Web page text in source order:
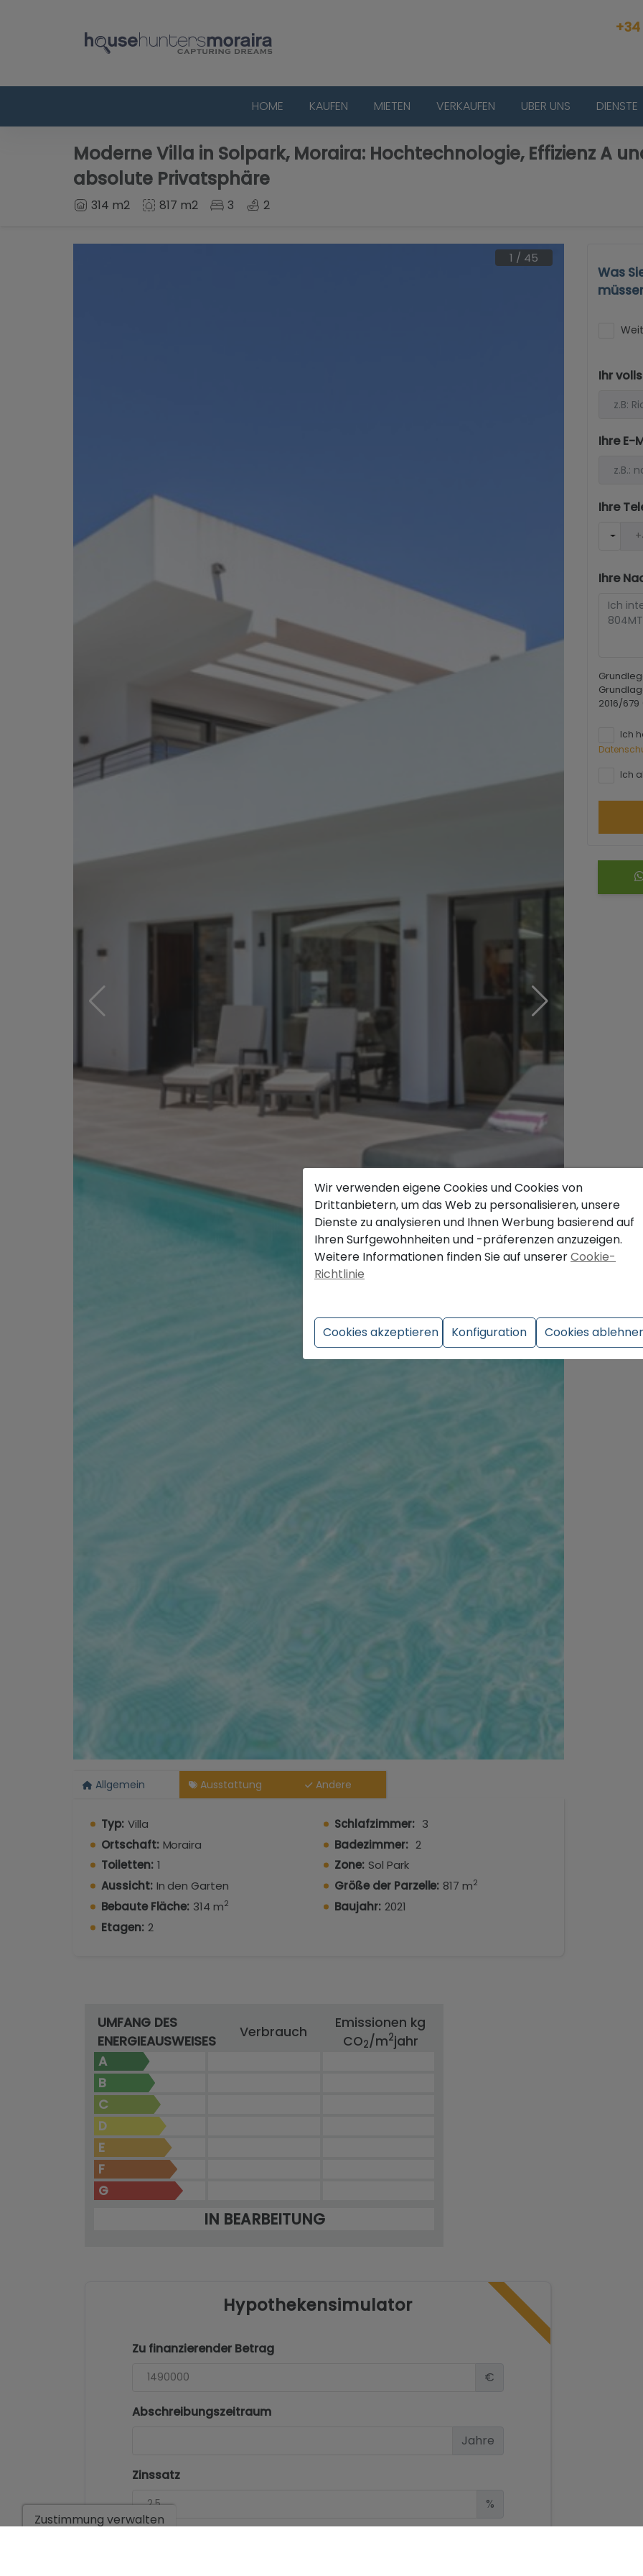
HOME KAUFEN MIETEN VERKAUFEN UBER UNS DIENSTE
Moderne Villa in Solpark, Moraira: Hochtechnologie, Effizienz A
absolute Privatsphäre
314 m2 817 m2 3 2
1 / 45
Allgemein Ausstattung Andere
Typ: Villa Schlafzimmer: 3
Ortschaft: Moraira Badezimmer: 2
Toiletten: 1 Zone: Sol Park
Aussicht: In den Garten Größe der Parzelle: 817 m2
Bebaute Fläche: 314 m2 Baujahr: 2021
Etagen: 2
UMFANG DES
ENERGIEAUSWEISES
Verbrauch
Emissionen kg
CO2/m2jahr
A
B
C
D
E
F
G
IN BEARBEITUNG
Hypothekensimulator
Zu finanzierender Betrag
€
Abschreibungszeitraum
Jahre
Zinssatz
%
Was
Ihr
Ihre E-
Ihre
Ihre
2016/679
Ich
Ich
Zustimmung verwalten
Wir verwenden eigene Cookies und Cookies von
Drittanbietern, um das Web zu personalisieren, unsere
Dienste zu analysieren und Ihnen Werbung basierend auf
Ihren Surfgewohnheiten und -präferenzen anzuzeigen.
Weitere Informationen finden Sie auf unsererCookie-
Richtlinie
Cookies akzeptieren Konfiguration Cookies